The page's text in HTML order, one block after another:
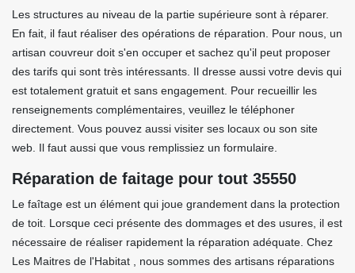
Les structures au niveau de la partie supérieure sont à réparer.
En fait, il faut réaliser des opérations de réparation. Pour nous, un
artisan couvreur doit s'en occuper et sachez qu'il peut proposer
des tarifs qui sont très intéressants. Il dresse aussi votre devis qui
est totalement gratuit et sans engagement. Pour recueillir les
renseignements complémentaires, veuillez le téléphoner
directement. Vous pouvez aussi visiter ses locaux ou son site
web. Il faut aussi que vous remplissiez un formulaire.
Réparation de faitage pour tout 35550
Le faîtage est un élément qui joue grandement dans la protection
de toit. Lorsque ceci présente des dommages et des usures, il est
nécessaire de réaliser rapidement la réparation adéquate. Chez
Les Maitres de l'Habitat , nous sommes des artisans réparations